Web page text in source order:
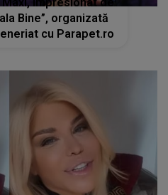
Bine”, organizată
cu Parapet.ro